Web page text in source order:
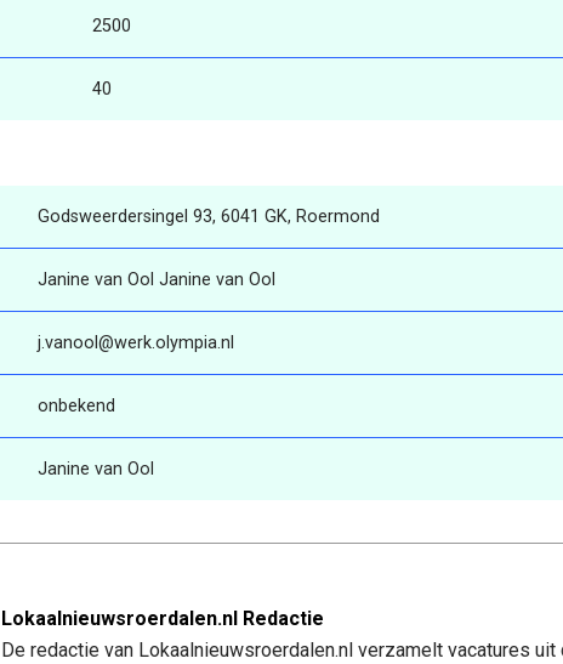
2500
40
Godsweerdersingel 93, 6041 GK, Roermond
Janine van Ool Janine van Ool
j.vanool@werk.olympia.nl
onbekend
Janine van Ool
Lokaalnieuwsroerdalen.nl Redactie
De redactie van Lokaalnieuwsroerdalen.nl verzamelt vacatures uit